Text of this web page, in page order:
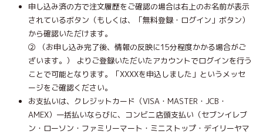
申し込み済の方で注文履歴をご確認の場合は右上のお名前が表示
されているボタン（もしくは、「無料登録・ログイン」ボタン）
から確認いただけます。
② （お申し込み完了後、情報の反映に15分程度かかる場合がご
ざいます。） よりご登録いただいたアカウントでログインを行う
ことで可能となります。「XXXXを申込しました」というメッセ
ージをご確認ください。
お支払いは、クレジットカード（VISA・MASTER・JCB・
AMEX）一括払いならびに、コンビニ店頭支払い（セブンイレブ
ン・ローソン・ファミリーマート・ミニストップ・デイリーヤマ